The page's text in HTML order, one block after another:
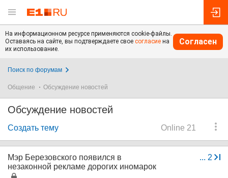
На информационном ресурсе применяются cookie-файлы.
Оставаясь на сайте, вы подтверждаете свое согласие на
их использование.
Согласен
Поиск по форумам
Общение Обсуждение новостей
Обсуждение новостей
Online 21
Создать тему
... 2
Мэр Березовского появился в
незаконной рекламе дорогих иномарок